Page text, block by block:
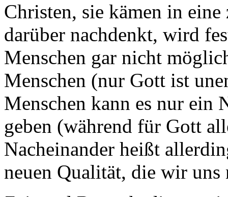
Christen, sie kämen in
darüber nachdenkt, wird
Menschen gar nicht
Menschen (nur Gott ist
Menschen kann es nur ein
geben (während für Gott
Nacheinander heißt
neuen Qualität, die wir